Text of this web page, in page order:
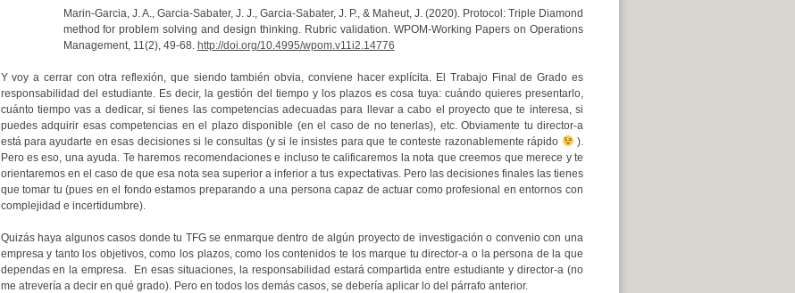
Marin-Garcia, J. A., Garcia-Sabater, J. J., Garcia-Sabater, J. P., & Maheut, J. (2020). Protocol: Triple Diamond
method for problem solving and design thinking. Rubric validation. WPOM-Working Papers on Operations
Management, 11(2), 49-68. http://doi.org/10.4995/wpom.v11i2.14776
Y voy a cerrar con otra reflexión, que siendo también obvia, conviene hacer explícita. El Trabajo Final de Grado es
responsabilidad del estudiante. Es decir, la gestión del tiempo y los plazos es cosa tuya: cuándo quieres presentarlo,
cuánto tiempo vas a dedicar, si tienes las competencias adecuadas para llevar a cabo el proyecto que te interesa, si
puedes adquirir esas competencias en el plazo disponible (en el caso de no tenerlas), etc. Obviamente tu director-a
está para ayudarte en esas decisiones si le consultas (y si le insistes para que te conteste razonablemente rápido
).
Pero es eso, una ayuda. Te haremos recomendaciones e incluso te calificaremos la nota que creemos que merece y te
orientaremos en el caso de que esa nota sea superior a inferior a tus expectativas. Pero las decisiones finales las tienes
que tomar tu (pues en el fondo estamos preparando a una persona capaz de actuar como profesional en entornos con
complejidad e incertidumbre).
Quizás haya algunos casos donde tu TFG se enmarque dentro de algún proyecto de investigación o convenio con una
empresa y tanto los objetivos, como los plazos, como los contenidos te los marque tu director-a o la persona de la que
dependas en la empresa. En esas situaciones, la responsabilidad estará compartida entre estudiante y director-a (no
me atrevería a decir en qué grado). Pero en todos los demás casos, se debería aplicar lo del párrafo anterior.